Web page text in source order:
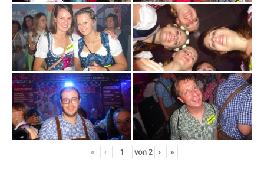
« ‹ von 2 › »